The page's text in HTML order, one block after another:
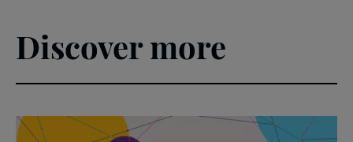
Discover more